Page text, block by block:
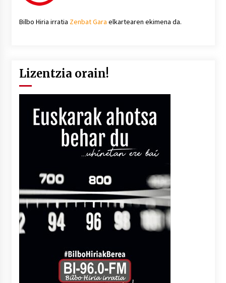
Bilbo Hiria irratia Zenbat Gara elkartearen ekimena da.
Lizentzia orain!